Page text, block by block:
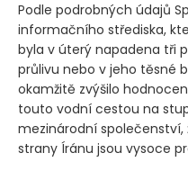
Podle podrobných údajů
informačního střediska,
byla v úterý napadena tři
průlivu nebo v jeho těsné
okamžitě zvýšilo
touto vodní cestou na
mezinárodní společenství,
strany Íránu jsou vysoce